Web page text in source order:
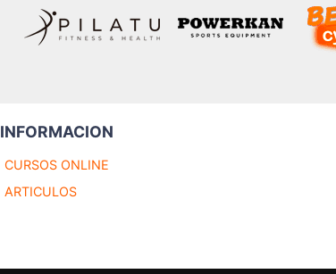
INFORMACION
CURSOS ONLINE
ARTICULOS